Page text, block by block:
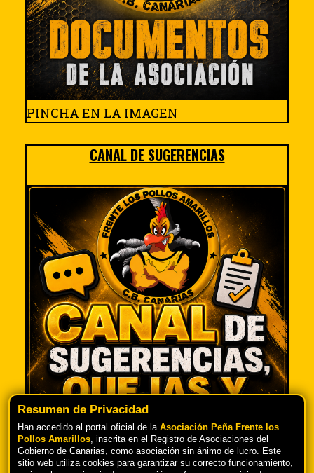
PINCHA EN LA IMAGEN
CANAL DE SUGERENCIAS
TU OPINIÓN ES IMPORTANTE PARA
Resumen de Privacidad
Han accedido al portal oficial de la Asociación Peña Frente los
Pollos Amarillos, inscrita en el Registro de Asociaciones del
Gobierno de Canarias, como asociación sin ánimo de lucro. Este
sitio web utiliza cookies para garantizar su correcto funcionamiento,